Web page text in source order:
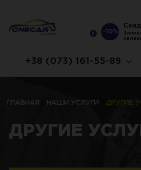
-10%
-10%
+38 (073) 161-55-89
ГЛАВНАЯ НАШИ УСЛУГИ ДРУГИЕ
ДРУГИЕ